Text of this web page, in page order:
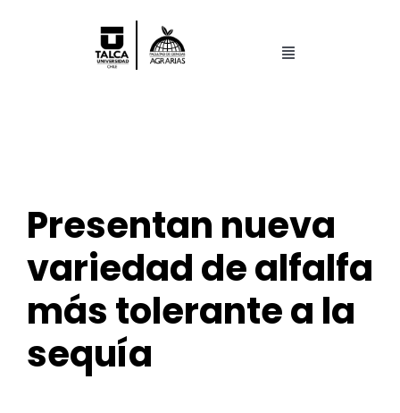
Toggle
Postgrado
Centros y Laboratorios
Presentan nueva
variedad de alfalfa
más tolerante a la
sequía